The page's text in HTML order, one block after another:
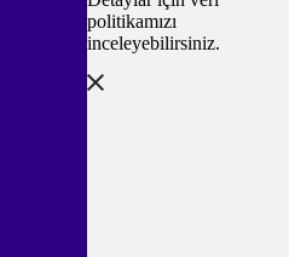
politikamızı
inceleyebilirsiniz.